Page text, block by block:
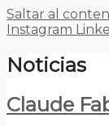
Saltar al
Instagram
Noticias
Claude